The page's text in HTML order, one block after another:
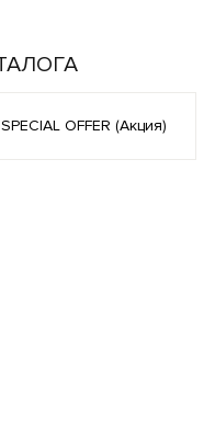
SPECIAL OFFER (Акция)